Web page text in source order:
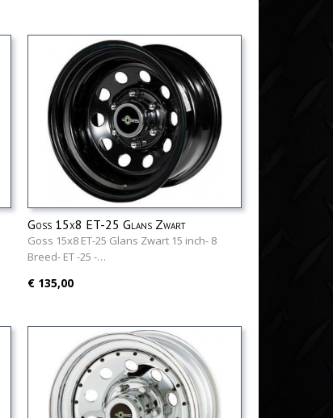
Goss 15x8 ET-25 Glans Zwart
Goss 15x8 ET-25 Glans Zwart 15 inch- 8
Breed- ET -25 -…
€ 135,00